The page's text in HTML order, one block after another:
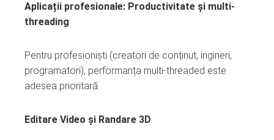
Aplicații profesionale: Productivitate și multi-
threading
Pentru profesioniști (creatori de conținut, ingineri,
programatori), performanța multi-threaded este
adesea prioritară.
Editare Video și Randare 3D